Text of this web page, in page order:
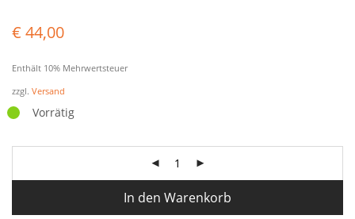
€ 44,00
Enthält 10% Mehrwertsteuer
zzgl. Versand
Vorrätig
In den Warenkorb